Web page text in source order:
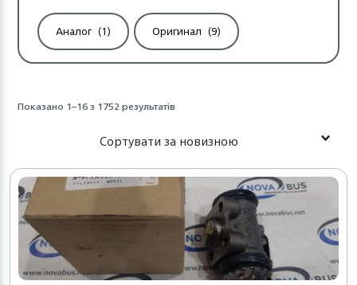
Аналог (1) Оригинал (9)
Показано 1–16 з 1752 результатів
Сортувати за новизною